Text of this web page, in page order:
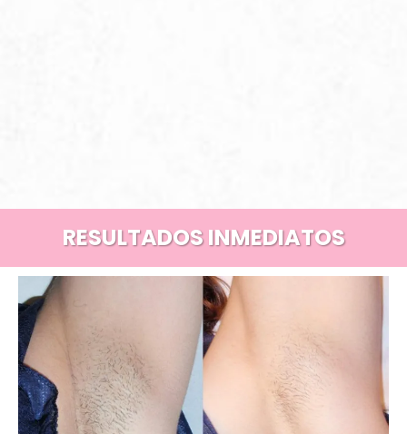
RESULTADOS INMEDIATOS